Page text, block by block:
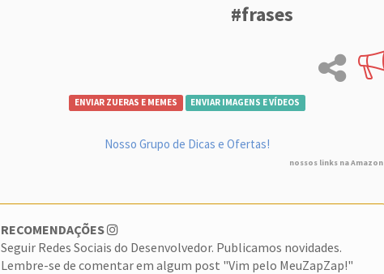
#frases
ENVIAR ZUERAS E MEMES ENVIAR IMAGENS E VÍDEOS
Nosso Grupo de Dicas e Ofertas!
nossos links na Amazon
RECOMENDAÇÕES
Seguir Redes Sociais do Desenvolvedor. Publicamos novidades.
Lembre-se de comentar em algum post "Vim pelo MeuZapZap!"